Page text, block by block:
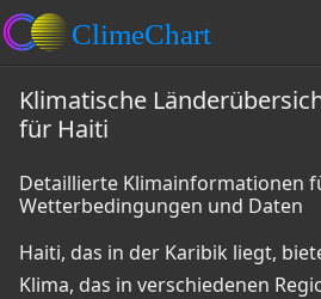
Klimatische
für Haiti
Detaillierte Klimainformationen
Wetterbedingungen und Daten
Haiti, das in der Karibik liegt,
Klima, das in verschiedenen